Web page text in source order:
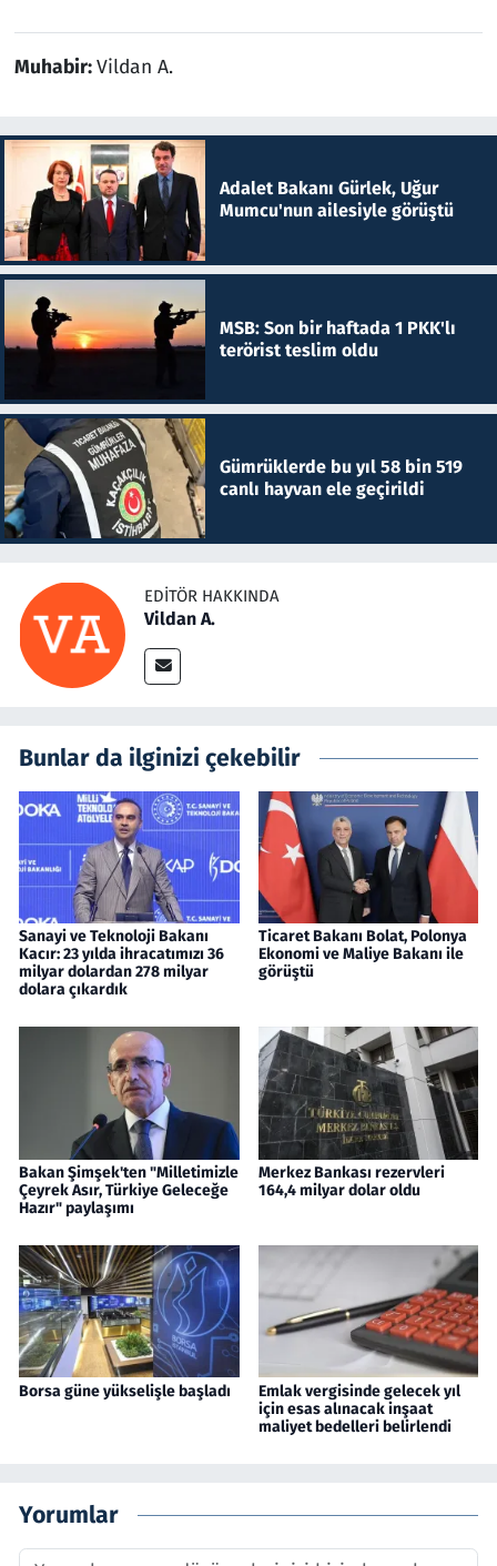
Muhabir:Vildan A.
Adalet Bakanı Gürlek, Uğur
Mumcu'nun ailesiyle görüştü
MSB: Son bir haftada 1 PKK'lı
terörist teslim oldu
Gümrüklerde bu yıl 58 bin 519
canlı hayvan ele geçirildi
EDITÖR HAKKINDA
Vildan A.
Bunlar da ilginizi çekebilir
Sanayi ve Teknoloji Bakanı
Kacır: 23 yılda ihracatımızı 36
milyar dolardan 278 milyar
dolara çıkardık
Ticaret Bakanı Bolat, Polonya
Ekonomi ve Maliye Bakanı ile
görüştü
Bakan Şimşek'ten "Milletimizle
Çeyrek Asır, Türkiye Geleceğe
Hazır" paylaşımı
Merkez Bankası rezervleri
164,4 milyar dolar oldu
Borsa güne yükselişle başladı
Emlak vergisinde gelecek yıl
için esas alınacak inşaat
maliyet bedelleri belirlendi
Yorumlar